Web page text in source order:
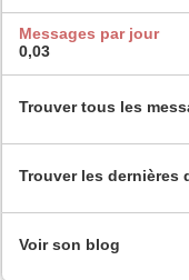
Messages par jour
0,03
Trouver tous les
Trouver les dernières
Voir son blog